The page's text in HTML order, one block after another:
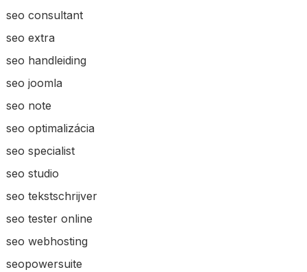
seo consultant
seo extra
seo handleiding
seo joomla
seo note
seo optimalizácia
seo specialist
seo studio
seo tekstschrijver
seo tester online
seo webhosting
seopowersuite